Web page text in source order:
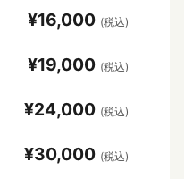
¥16,000 (税込)
¥19,000 (税込)
¥24,000 (税込)
¥30,000 (税込)